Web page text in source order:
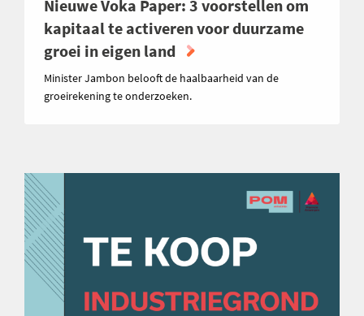
Nieuwe Voka Paper: 3 voorstellen om
kapitaal te activeren voor duurzame
groei in eigen land
Minister Jambon belooft de haalbaarheid van de
groeirekening te onderzoeken.